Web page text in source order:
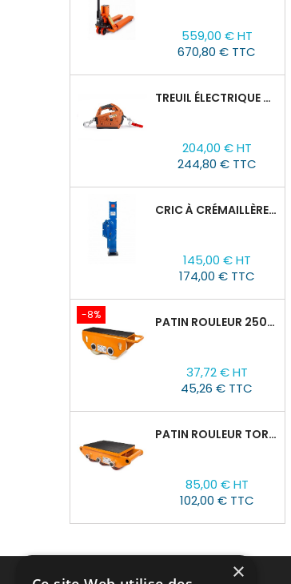
559,00 € HT
670,80 € TTC
TREUIL ÉLECTRIQUE PORTABLE TOR SQ-01-450KG/4.6M
204,00 € HT
244,80 € TTC
CRIC À CRÉMAILLÈRE TOR SJ, 1,5T/60-600 MM
145,00 € HT
174,00 € TTC
-8% PATIN ROULEUR 2500R-02, CAPACITÉ DE CHARGE 2,5T
base
37,72 € HT
45,26 € TTC
PATIN ROULEUR TOR CRO-6 : 8T
85,00 € HT
102,00 € TTC
×